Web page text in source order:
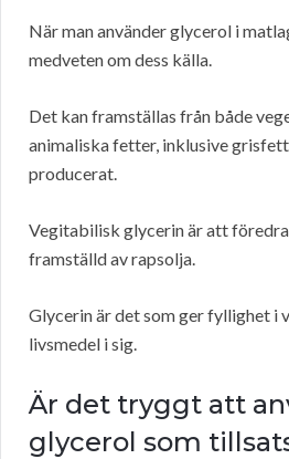
När man använder glycerol i
medveten om dess källa.
Det kan framställas från både
animaliska fetter, inklusive
producerat.
Vegitabilisk glycerin är att
framställd av rapsolja.
Glycerin är det som ger fyllighet i
livsmedel i sig.
Är det tryggt att
glycerol som